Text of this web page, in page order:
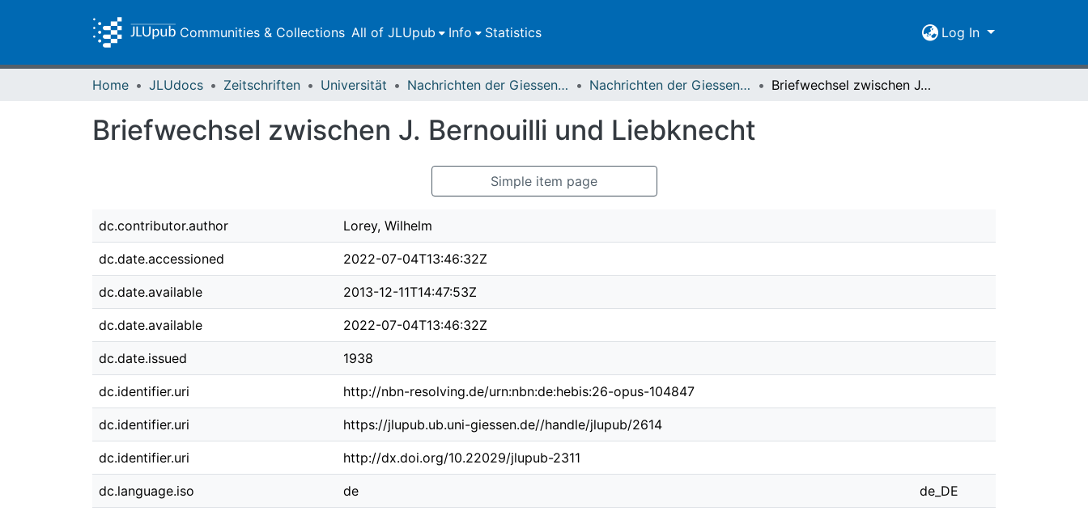
Communities & Collections All of JLUpub Info Statistics Log In
Home JLUdocs Zeitschriften Universität Nachrichten der Giessener Hochschulgesellschaft Nachrichten der Giessener Hochschulgesellschaft Vol. 12 (1938) Briefwechsel zwischen J. Bernouilli und Liebknecht
Briefwechsel zwischen J. Bernouilli und Liebknecht
Simple item page
dc.contributor.author Lorey, Wilhelm
dc.date.accessioned 2022-07-04T13:46:32Z
dc.date.available 2013-12-11T14:47:53Z
dc.date.available 2022-07-04T13:46:32Z
dc.date.issued 1938
dc.identifier.uri http://nbn-resolving.de/urn:nbn:de:hebis:26-opus-104847
dc.identifier.uri https://jlupub.ub.uni-giessen.de//handle/jlupub/2614
dc.identifier.uri http://dx.doi.org/10.22029/jlupub-2311
dc.language.iso de de_DE